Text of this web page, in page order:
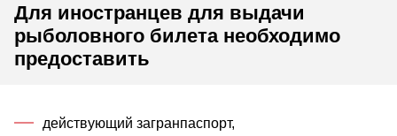
Для иностранцев для выдачи
рыболовного билета необходимо
предоставить
действующий загранпаспорт,